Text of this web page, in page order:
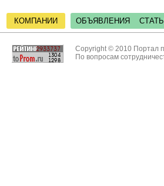
КОМПАНИИ ОБЪЯВЛЕНИЯ
Copyright © 2010 Портал
По вопросам